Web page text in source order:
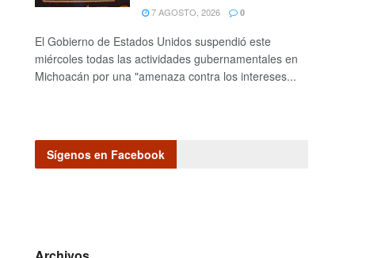
7 AGOSTO, 2026 0
El Gobierno de Estados Unidos suspendió este
miércoles todas las actividades gubernamentales en
Michoacán por una "amenaza contra los intereses...
Sígenos en Facebook